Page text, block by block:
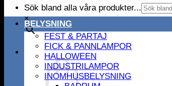
Sök bland alla våra produkter...
×
BELYSNING
FEST & PARTAJ
FICK & PANNLAMPOR
HALLOWEEN
INDUSTRILAMPOR
INOMHUSBELYSNING